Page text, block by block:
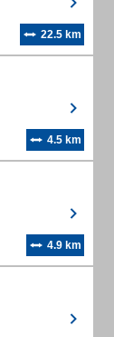
22.5 km
4.5 km
4.9 km